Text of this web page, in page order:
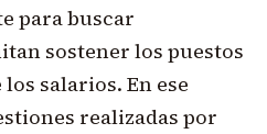
para buscar
sostener los puestos
salarios. En ese
realizadas por